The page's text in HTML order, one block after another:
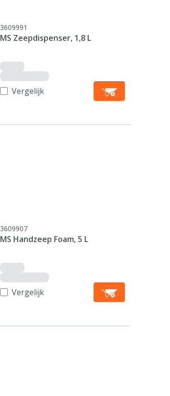
3609991
MS Zeepdispenser, 1,8 L
Vergelijk
3609907
MS Handzeep Foam, 5 L
Vergelijk